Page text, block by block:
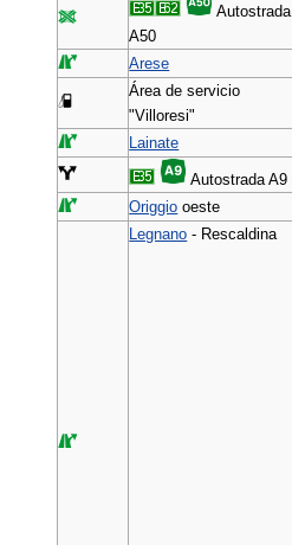
Autostrada
A50
Arese
Área de servicio
"Villoresi"
Lainate
Autostrada A9
Origgio oeste
Legnano - Rescaldina